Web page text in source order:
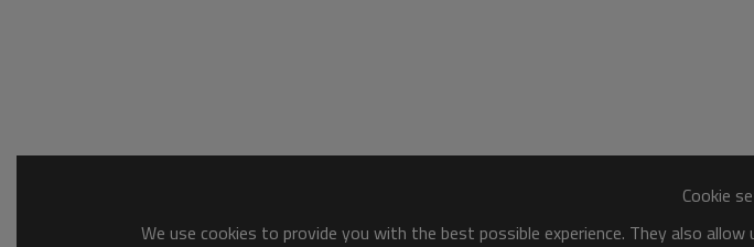
Cookie
We use cookies to provide you with the best possible experience. They also